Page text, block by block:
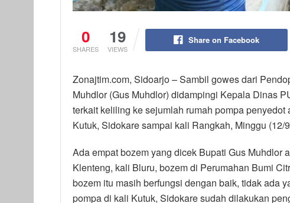
0
SHARES
19
VIEWS
Share on Facebook
Zonajtim.com, Sidoarjo – Sambil gowes dari
Muhdlor (Gus Muhdlor) didampingi Kepala Dinas
terkait keliling ke sejumlah rumah pompa
Kutuk, Sidokare sampai kali Rangkah, Minggu (12/
Ada empat bozem yang dicek Bupati Gus Muhdlor
Klenteng, kali Bluru, bozem di Perumahan Bumi
bozem itu masih berfungsi dengan baik, tidak ada
pompa di kali Kutuk, Sidokare sudah dilakukan